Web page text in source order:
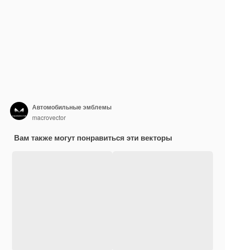
Автомобильные эмблемы
macrovector
Вам также могут понравиться эти векторы